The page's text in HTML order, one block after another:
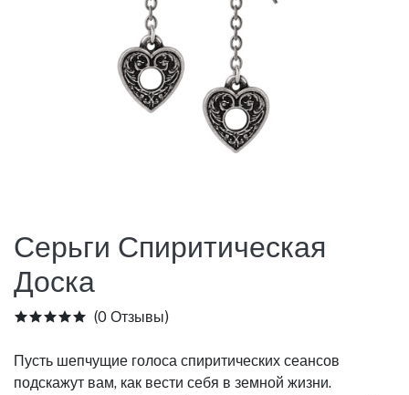
Серьги Спиритическая
Доска
(0 Отзывы)
Пусть шепчущие голоса спиритических сеансов
подскажут вам, как вести себя в земной жизни.